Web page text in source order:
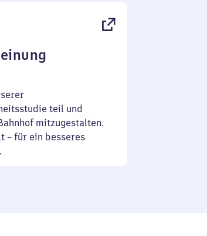
teil und
mitzugestalten.
– für ein besseres